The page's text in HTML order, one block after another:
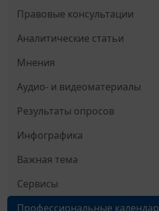
Правовые консультации
Аналитические статьи
Мнения
Аудио- и видеоматериалы
Результаты опросов
Инфографика
Важная тема
Сервисы
Профессиональные